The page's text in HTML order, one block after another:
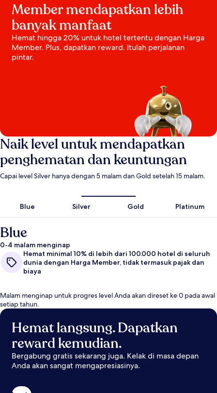
Member mendapatkan lebih
banyak manfaat
Hemat hingga 20% untuk hotel tertentu dengan Harga
Member. Plus, dapatkan reward. Itulah perjalanan
pintar.
Naik level untuk mendapatkan
penghematan dan keuntungan
Capai level Silver hanya dengan 5 malam dan Gold setelah 15 malam.
Blue Silver Gold Platinum
Blue
0-4 malam menginap
Hemat minimal 10% di lebih dari 100.000 hotel di seluruh
dunia dengan Harga Member, tidak termasuk pajak dan
biaya
Malam menginap untuk progres level Anda akan direset ke 0 pada awal
setiap tahun.
Hemat langsung. Dapatkan
reward kemudian.
Bergabung gratis sekarang juga. Kelak di masa depan
Anda akan sangat mengapresiasinya.